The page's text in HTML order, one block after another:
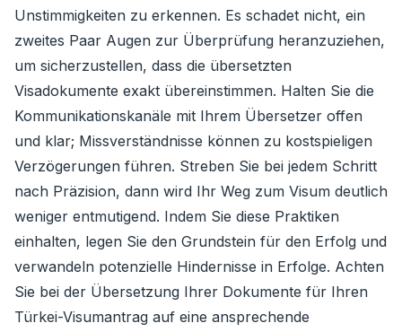
Unstimmigkeiten zu erkennen. Es schadet nicht, ein
zweites Paar Augen zur Überprüfung heranzuziehen,
um sicherzustellen, dass die übersetzten
Visadokumente exakt übereinstimmen. Halten Sie die
Kommunikationskanäle mit Ihrem Übersetzer offen
und klar; Missverständnisse können zu kostspieligen
Verzögerungen führen. Streben Sie bei jedem Schritt
nach Präzision, dann wird Ihr Weg zum Visum deutlich
weniger entmutigend. Indem Sie diese Praktiken
einhalten, legen Sie den Grundstein für den Erfolg und
verwandeln potenzielle Hindernisse in Erfolge. Achten
Sie bei der Übersetzung Ihrer Dokumente für Ihren
Türkei-Visumantrag auf eine ansprechende